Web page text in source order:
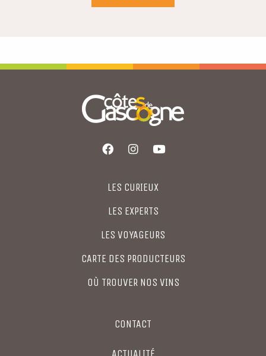
LES CURIEUX
LES EXPERTS
LES VOYAGEURS
CARTE DES PRODUCTEURS
OÙ TROUVER NOS VINS
CONTACT